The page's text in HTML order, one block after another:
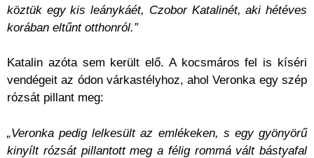
köztük egy kis leánykáét, Czobor Katalinét, aki hétéves
korában eltűnt otthonról.”
Katalin azóta sem került elő. A kocsmáros fel is kíséri
vendégeit az ódon várkastélyhoz, ahol Veronka egy szép
rózsát pillant meg:
„Veronka pedig lelkesült az emlékeken, s egy gyönyörű
kinyílt rózsát pillantott meg a félig rommá vált bástyafal